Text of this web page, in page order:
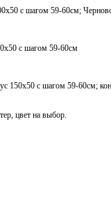
с шагом 59-60см;
с шагом 59-60см
150х50 с шагом 59-60см;
цвет на выбор.